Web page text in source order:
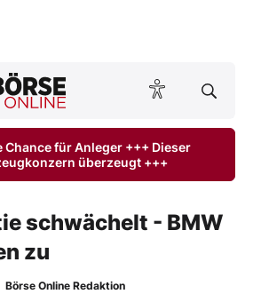
BÖRSE ONLINE lesen
Chance für Anleger +++ Dieser
überzeugt +++
schwächelt - BMW
zu
Börse Online Redaktion